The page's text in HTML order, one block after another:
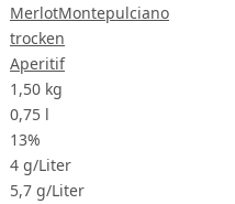
MerlotMontepulciano
trocken
Aperitif
1,50 kg
0,75 l
13%
4 g/Liter
5,7 g/Liter